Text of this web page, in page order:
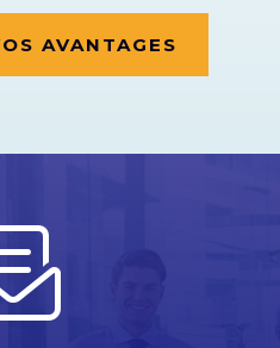
AVANTAGES